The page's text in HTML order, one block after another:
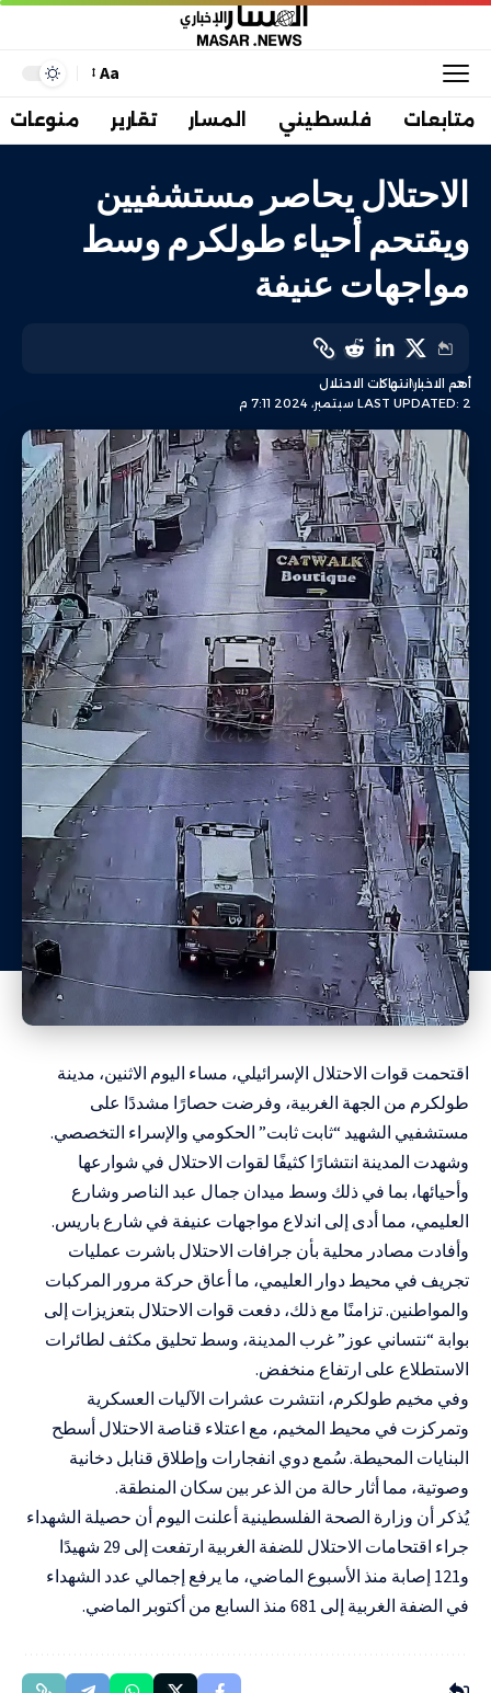
Aa
متابعات فلسطيني المسار تقارير منوعات
الاحتلال يحاصر مستشفيين
ويقتحم أحياء طولكرم وسط
مواجهات عنيفة
LAST UPDATED: 2 سبتمبر، 2024 7:11 م
أهم الاخبارانتهاكات الاحتلال
اقتحمت قوات الاحتلال الإسرائيلي، مساء اليوم الاثنين، مدينة
طولكرم من الجهة الغربية، وفرضت حصارًا مشددًا على
مستشفيي الشهيد “ثابت ثابت” الحكومي والإسراء التخصصي.
وشهدت المدينة انتشارًا كثيفًا لقوات الاحتلال في شوارعها
وأحيائها، بما في ذلك وسط ميدان جمال عبد الناصر وشارع
العليمي، مما أدى إلى اندلاع مواجهات عنيفة في شارع باريس.
وأفادت مصادر محلية بأن جرافات الاحتلال باشرت عمليات
تجريف في محيط دوار العليمي، ما أعاق حركة مرور المركبات
والمواطنين. تزامنًا مع ذلك، دفعت قوات الاحتلال بتعزيزات إلى
بوابة “نتساني عوز” غرب المدينة، وسط تحليق مكثف لطائرات
الاستطلاع على ارتفاع منخفض.
وفي مخيم طولكرم، انتشرت عشرات الآليات العسكرية
وتمركزت في محيط المخيم، مع اعتلاء قناصة الاحتلال أسطح
البنايات المحيطة. سُمع دوي انفجارات وإطلاق قنابل دخانية
وصوتية، مما أثار حالة من الذعر بين سكان المنطقة.
يُذكر أن وزارة الصحة الفلسطينية أعلنت اليوم أن حصيلة الشهداء
جراء اقتحامات الاحتلال للضفة الغربية ارتفعت إلى 29 شهيدًا
و121 إصابة منذ الأسبوع الماضي، ما يرفع إجمالي عدد الشهداء
في الضفة الغربية إلى 681 منذ السابع من أكتوبر الماضي.